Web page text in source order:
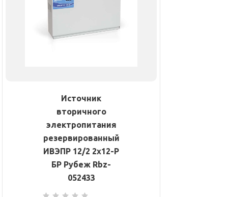
Источник
вторичного
электропитания
резервированный
ИВЭПР 12/2 2х12-Р
БР Рубеж Rbz-
052433